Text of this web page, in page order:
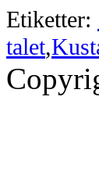
Etiketter:
talet,